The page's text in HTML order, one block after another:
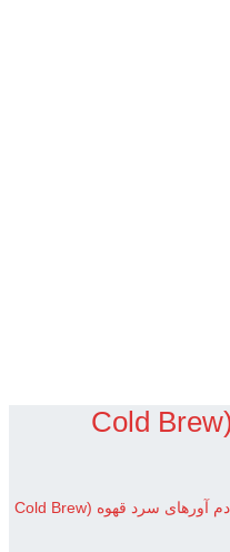
دم آورهای سرد قهوه (Cold Brew
دم آورهای سرد قهوه (Cold Brew